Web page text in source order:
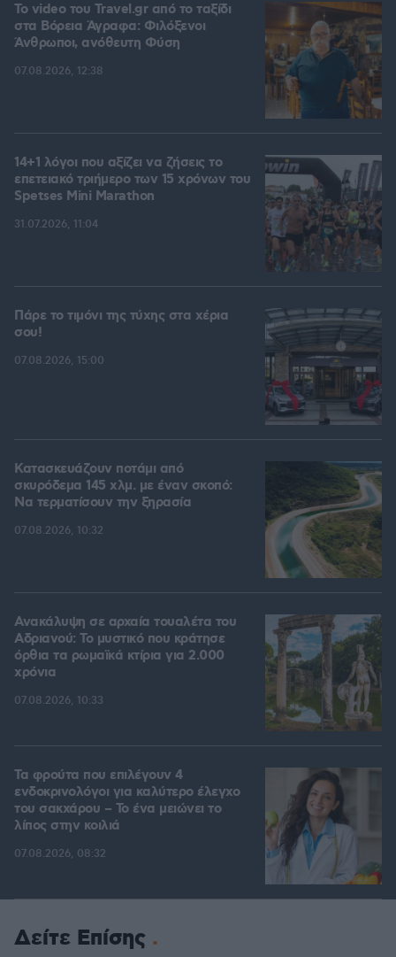
To video του Travel.gr από το ταξίδι
στα Βόρεια Άγραφα: Φιλόξενοι
Άνθρωποι, ανόθευτη Φύση
07.08.2026, 12:38
14+1 λόγοι που αξίζει να ζήσεις το
επετειακό τριήμερο των 15 χρόνων του
Spetses Mini Marathon
31.07.2026, 11:04
Πάρε το τιμόνι της τύχης στα χέρια
σου!
07.08.2026, 15:00
Κατασκευάζουν ποτάμι από
σκυρόδεμα 145 χλμ. με έναν σκοπό:
Να τερματίσουν την ξηρασία
07.08.2026, 10:32
Ανακάλυψη σε αρχαία τουαλέτα του
Αδριανού: Το μυστικό που κράτησε
όρθια τα ρωμαϊκά κτίρια για 2.000
χρόνια
07.08.2026, 10:33
Τα φρούτα που επιλέγουν 4
ενδοκρινολόγοι για καλύτερο έλεγχο
του σακχάρου – Το ένα μειώνει το
λίπος στην κοιλιά
07.08.2026, 08:32
Δείτε Επίσης